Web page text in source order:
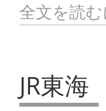
全文を読
JR東海